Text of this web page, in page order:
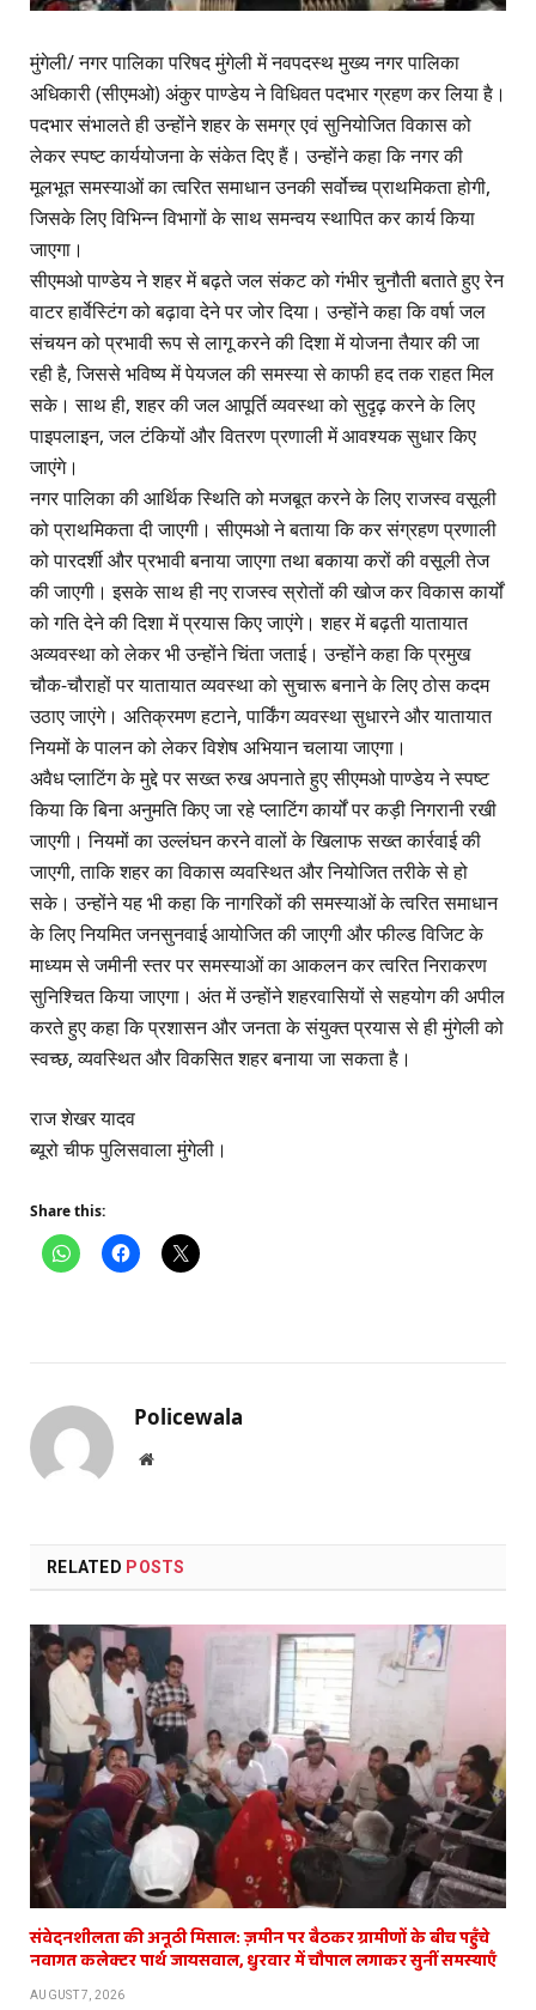
मुंगेली/ नगर पालिका परिषद मुंगेली में नवपदस्थ मुख्य नगर पालिका
अधिकारी (सीएमओ) अंकुर पाण्डेय ने विधिवत पदभार ग्रहण कर लिया है।
पदभार संभालते ही उन्होंने शहर के समग्र एवं सुनियोजित विकास को
लेकर स्पष्ट कार्ययोजना के संकेत दिए हैं। उन्होंने कहा कि नगर की
मूलभूत समस्याओं का त्वरित समाधान उनकी सर्वोच्च प्राथमिकता होगी,
जिसके लिए विभिन्न विभागों के साथ समन्वय स्थापित कर कार्य किया
जाएगा।
सीएमओ पाण्डेय ने शहर में बढ़ते जल संकट को गंभीर चुनौती बताते हुए रेन
वाटर हार्वेस्टिंग को बढ़ावा देने पर जोर दिया। उन्होंने कहा कि वर्षा जल
संचयन को प्रभावी रूप से लागू करने की दिशा में योजना तैयार की जा
रही है, जिससे भविष्य में पेयजल की समस्या से काफी हद तक राहत मिल
सके। साथ ही, शहर की जल आपूर्ति व्यवस्था को सुदृढ़ करने के लिए
पाइपलाइन, जल टंकियों और वितरण प्रणाली में आवश्यक सुधार किए
जाएंगे।
नगर पालिका की आर्थिक स्थिति को मजबूत करने के लिए राजस्व वसूली
को प्राथमिकता दी जाएगी। सीएमओ ने बताया कि कर संग्रहण प्रणाली
को पारदर्शी और प्रभावी बनाया जाएगा तथा बकाया करों की वसूली तेज
की जाएगी। इसके साथ ही नए राजस्व स्रोतों की खोज कर विकास कार्यों
को गति देने की दिशा में प्रयास किए जाएंगे। शहर में बढ़ती यातायात
अव्यवस्था को लेकर भी उन्होंने चिंता जताई। उन्होंने कहा कि प्रमुख
चौक-चौराहों पर यातायात व्यवस्था को सुचारू बनाने के लिए ठोस कदम
उठाए जाएंगे। अतिक्रमण हटाने, पार्किंग व्यवस्था सुधारने और यातायात
नियमों के पालन को लेकर विशेष अभियान चलाया जाएगा।
अवैध प्लाटिंग के मुद्दे पर सख्त रुख अपनाते हुए सीएमओ पाण्डेय ने स्पष्ट
किया कि बिना अनुमति किए जा रहे प्लाटिंग कार्यों पर कड़ी निगरानी रखी
जाएगी। नियमों का उल्लंघन करने वालों के खिलाफ सख्त कार्रवाई की
जाएगी, ताकि शहर का विकास व्यवस्थित और नियोजित तरीके से हो
सके। उन्होंने यह भी कहा कि नागरिकों की समस्याओं के त्वरित समाधान
के लिए नियमित जनसुनवाई आयोजित की जाएगी और फील्ड विजिट के
माध्यम से जमीनी स्तर पर समस्याओं का आकलन कर त्वरित निराकरण
सुनिश्चित किया जाएगा। अंत में उन्होंने शहरवासियों से सहयोग की अपील
करते हुए कहा कि प्रशासन और जनता के संयुक्त प्रयास से ही मुंगेली को
स्वच्छ, व्यवस्थित और विकसित शहर बनाया जा सकता है।
राज शेखर यादव
ब्यूरो चीफ पुलिसवाला मुंगेली।
Share this:
Policewala
Website
RELATED POSTS
संवेदनशीलता की अनूठी मिसाल: ज़मीन पर बैठकर ग्रामीणों के बीच पहुँचे
नवागत कलेक्टर पार्थ जायसवाल, धुरवार में चौपाल लगाकर सुनीं समस्याएँ
AUGUST 7, 2026